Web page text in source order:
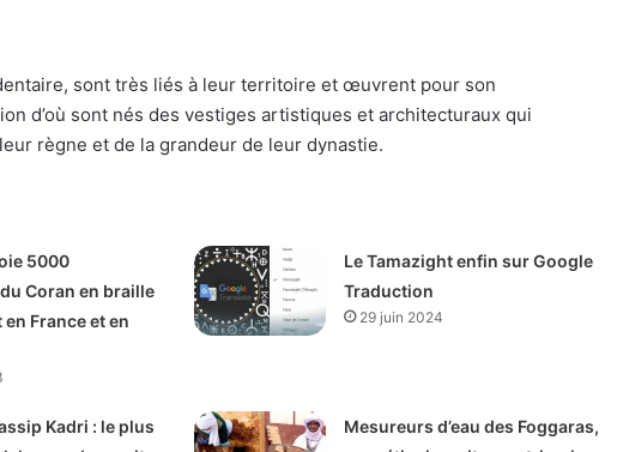
sont très liés à leur territoire et œuvrent pour son
d’où sont nés des vestiges artistiques et architecturaux qui
règne et de la grandeur de leur dynastie.
5000
Coran en braille
France et en
Le Tamazight enfin sur Google
Traduction
29 juin 2024
Kadri : le plus
Mesureurs d’eau des Foggaras,